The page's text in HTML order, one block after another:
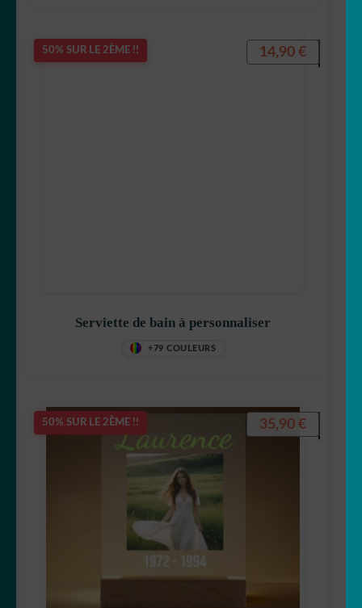
50% SUR LE 2ÈME !!
Serviette de bain à personnaliser
+79 COULEURS
14,90 €
50% SUR LE 2ÈME !! 35,90 €